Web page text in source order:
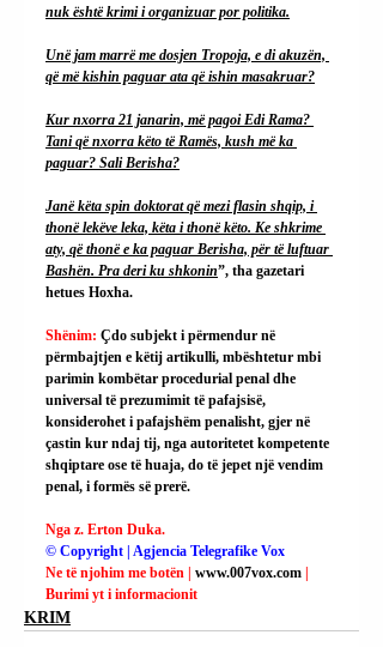
nuk është krimi i organizuar por politika.
Unë jam marrë me dosjen Tropoja, e di akuzën,
që më kishin paguar ata që ishin masakruar?
Kur nxorra 21 janarin, më pagoi Edi Rama?
Tani që nxorra këto të Ramës, kush më ka
paguar? Sali Berisha?
Janë këta spin doktorat që mezi flasin shqip, i
thonë lekëve leka, këta i thonë këto. Ke shkrime
aty, që thonë e ka paguar Berisha, për të luftuar
Bashën. Pra deri ku shkonin”, tha gazetari
hetues Hoxha.
Shënim: Çdo subjekt i përmendur në
përmbajtjen e këtij artikulli, mbështetur mbi
parimin kombëtar procedurial penal dhe
universal të prezumimit të pafajsisë,
konsiderohet i pafajshëm penalisht, gjer në
çastin kur ndaj tij, nga autoritetet kompetente
shqiptare ose të huaja, do të jepet një vendim
penal, i formës së prerë.
Nga z. Erton Duka.
© Copyright | Agjencia Telegrafike Vox
Ne të njohim me botën | www.007vox.com |
Burimi yt i informacionit
KRIM